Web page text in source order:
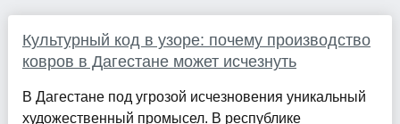
Культурный код в узоре: почему производство
ковров в Дагестане может исчезнуть
В Дагестане под угрозой исчезновения уникальный
художественный промысел. В республике